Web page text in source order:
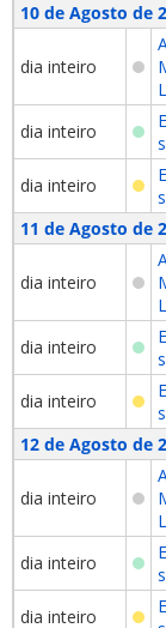
10 de Agosto de
dia inteiro
dia inteiro
dia inteiro
11 de Agosto de
dia inteiro
dia inteiro
dia inteiro
12 de Agosto de
dia inteiro
dia inteiro
dia inteiro